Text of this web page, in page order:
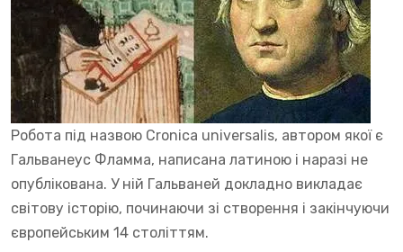
Робота під назвою Cronica universalis, автором якої є
Гальванеус Фламма, написана латиною і наразі не
опублікована. У ній Гальваней докладно викладає
світову історію, починаючи зі створення і закінчуючи
європейським 14 століттям.